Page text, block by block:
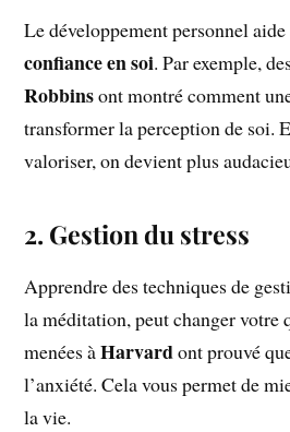
Le développement personnel
confiance en soi. Par exemple,
Robbinsont montré comment
transformer la perception de soi.
valoriser, on devient plus
2. Gestion du stress
Apprendre des techniques de
la méditation, peut changer votre
menées àHarvardont prouvé
l’anxiété. Cela vous permet de
la vie.